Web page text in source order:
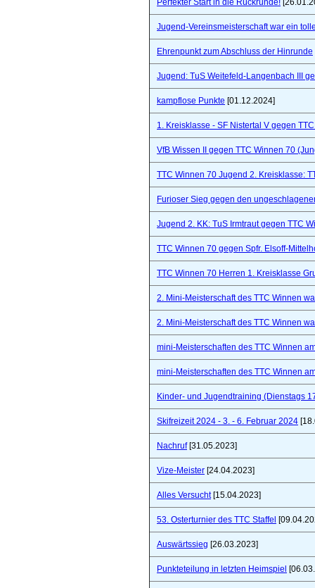
Perfekter Start in die Rückrunde!
Jugend-Vereinsmeisterschaft war ein
Ehrenpunkt zum Abschluss der Hinrunde
Jugend: TuS Weitefeld-Langenbach III
kampflose Punkte [01.12.2024]
1. Kreisklasse - SF Nistertal V gegen
VfB Wissen II gegen TTC Winnen 70
TTC Winnen 70 Jugend 2. Kreisklasse:
Furioser Sieg gegen den
Jugend 2. KK: TuS Irmtraut gegen TTC
TTC Winnen 70 gegen Spfr. Elsoff-
TTC Winnen 70 Herren 1. Kreisklasse
2. Mini-Meisterschaft des TTC Winnen
2. Mini-Meisterschaft des TTC Winnen
mini-Meisterschaften des TTC Winnen
mini-Meisterschaften des TTC Winnen
Kinder- und Jugendtraining (Dienstags
Skifreizeit 2024 - 3. - 6. Februar 2024
Nachruf[31.05.2023]
Vize-Meister [24.04.2023]
Alles Versucht[15.04.2023]
53. Osterturnier des TTC Staffel
Auswärtssieg [26.03.2023]
Punkteteilung in letzten Heimspiel